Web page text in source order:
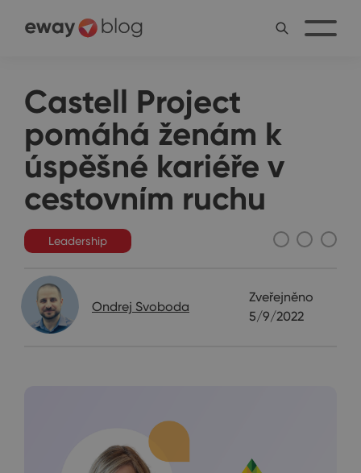
Castell Project
pomáhá ženám k
úspěšné kariéře v
cestovním ruchu
Leadership
Ondrej Svoboda
Zveřejněno
5/9/2022